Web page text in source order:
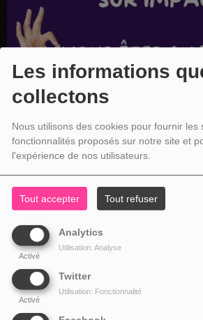
Les informations
collectons
Nous utilisons des cookies pour fournir les
fonctionnalités proposés sur notre site et
l'expérience de nos utilisateurs.
Tout accepter Tout refuser
Analytics
Activé
Utilisation: Analyse
Twitter
Activé
Utilisation: Fonctionnalité